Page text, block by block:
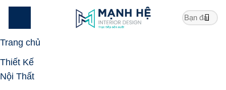
Skip
Trang chủ
Thiết Kế
Nội Thất